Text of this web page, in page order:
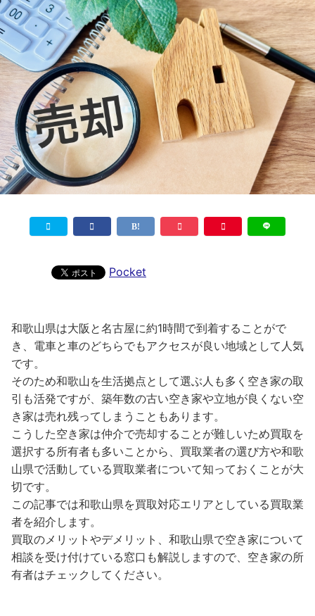
Pocket
和歌山県は大阪と名古屋に約1時間で到着することがで
き、電車と車のどちらでもアクセスが良い地域として人気
です。
そのため和歌山を生活拠点として選ぶ人も多く空き家の取
引も活発ですが、築年数の古い空き家や立地が良くない空
き家は売れ残ってしまうこともあります。
こうした空き家は仲介で売却することが難しいため買取を
選択する所有者も多いことから、買取業者の選び方や和歌
山県で活動している買取業者について知っておくことが大
切です。
この記事では和歌山県を買取対応エリアとしている買取業
者を紹介します。
買取のメリットやデメリット、和歌山県で空き家について
相談を受け付けている窓口も解説しますので、空き家の所
有者はチェックしてください。